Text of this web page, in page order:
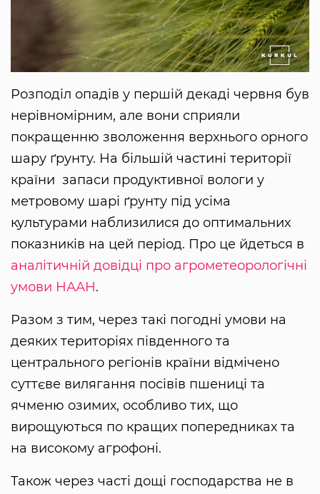
Розподіл опадів у першій декаді червня був
нерівномірним, але вони сприяли
покращенню зволоження верхнього орного
шару ґрунту. На більшій частині території
країни запаси продуктивної вологи у
метровому шарі ґрунту під усіма
культурами наблизилися до оптимальних
показників на цей період. Про це йдеться в
аналітичній довідці про агрометеорологічні
умови НААН.
Разом з тим, через такі погодні умови на
деяких територіях південного та
центрального регіонів країни відмічено
суттєве вилягання посівів пшениці та
ячменю озимих, особливо тих, що
вирощуються по кращих попередниках та
на високому агрофоні.
Також через часті дощі господарства не в